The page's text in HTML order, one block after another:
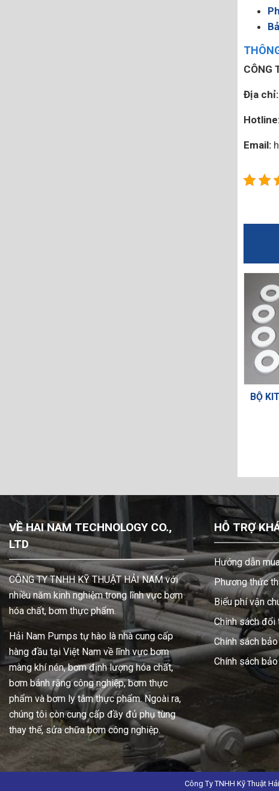
CÔNG
Địa chỉ:
Email:
BỘ KIT MÀNG BI ĐẾ
VỀ HAI NAM TECHNOLOGY CO.,
LTD
CÔNG TY TNHH KỸ THUẬT HẢI NAM với
nhiều năm kinh nghiệm trong lĩnh vực bơm
hóa chất, bơm thực phẩm.
Hải Nam Pumps tự hào là nhà cung cấp
hàng đầu tại Việt Nam về lĩnh vực bơm
màng khí nén, bơm định lượng hóa chất,
bơm bánh răng công nghiệp, bơm thực
phẩm và bơm ly tâm thực phẩm. Ngoài ra,
chúng tôi còn cung cấp đầy đủ phụ tùng
thay thế, sửa chữa bơm công nghiệp.
HỖ TRỢ
Hướng dẫn
Phương thức
Biểu phí vận
Chính sách đổi
Chính sách
Chính sách
Công Ty TNHH Kỹ Thuật